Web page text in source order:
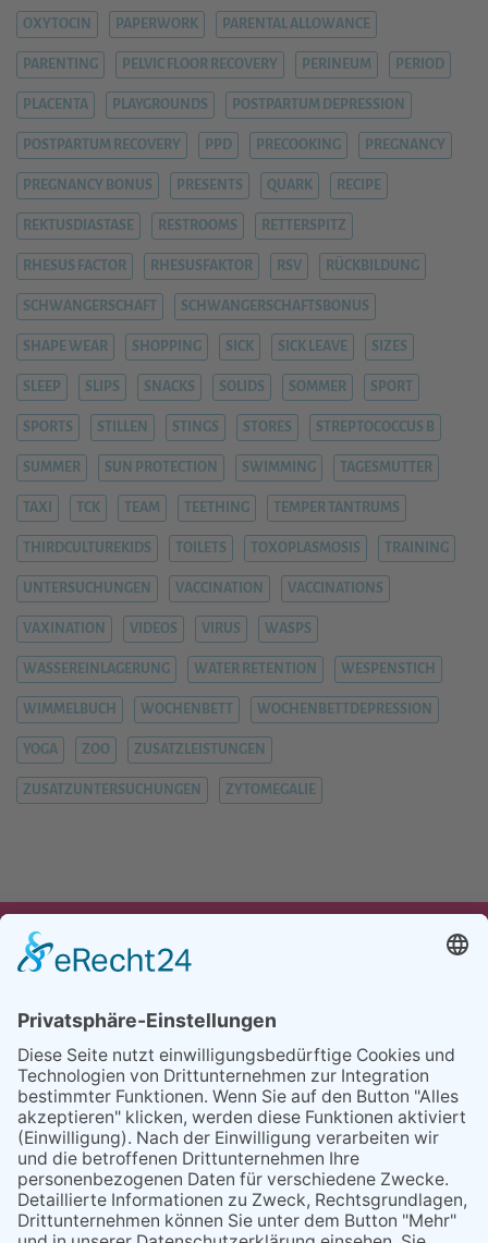
OXYTOCIN PAPERWORK PARENTAL ALLOWANCE
PARENTING PELVIC FLOOR RECOVERY PERINEUM PERIOD
PLACENTA PLAYGROUNDS POSTPARTUM DEPRESSION
POSTPARTUM RECOVERY PPD PRECOOKING PREGNANCY
PREGNANCY BONUS PRESENTS QUARK RECIPE
REKTUSDIASTASE RESTROOMS RETTERSPITZ
RHESUS FACTOR RHESUSFAKTOR RSV RÜCKBILDUNG
SCHWANGERSCHAFT SCHWANGERSCHAFTSBONUS
SHAPE WEAR SHOPPING SICK SICK LEAVE SIZES
SLEEP SLIPS SNACKS SOLIDS SOMMER SPORT
SPORTS STILLEN STINGS STORES STREPTOCOCCUS B
SUMMER SUN PROTECTION SWIMMING TAGESMUTTER
TAXI TCK TEAM TEETHING TEMPER TANTRUMS
THIRDCULTUREKIDS TOILETS TOXOPLASMOSIS TRAINING
UNTERSUCHUNGEN VACCINATION VACCINATIONS
VAXINATION VIDEOS VIRUS WASPS
WASSEREINLAGERUNG WATER RETENTION WESPENSTICH
WIMMELBUCH WOCHENBETT WOCHENBETTDEPRESSION
YOGA ZOO ZUSATZLEISTUNGEN
ZUSATZUNTERSUCHUNGEN ZYTOMEGALIE
UNSER ANGEBOT
PARTNER
REFERENZEN
BLOG
FAQ
KONTAKT